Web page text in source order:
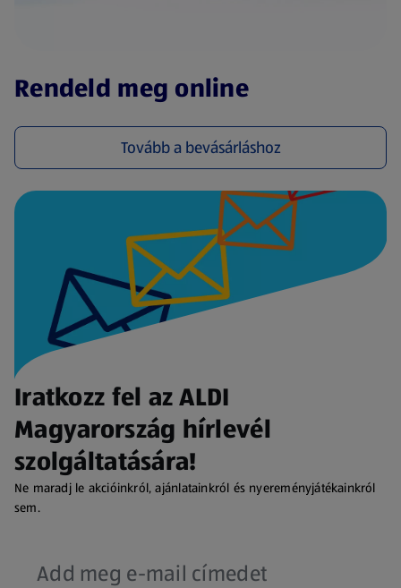
Rendeld meg online
Tovább a bevásárláshoz
(új oldalon nyílik meg)
Iratkozz fel az ALDI
Magyarország hírlevél
szolgáltatására!
Ne maradj le akcióinkról, ajánlatainkról és nyereményjátékainkról
sem.